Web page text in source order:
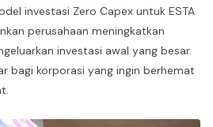
investasi Zero Capex untuk ESTA
perusahaan meningkatkan
investasi awal yang besar.
bagi korporasi yang ingin berhemat